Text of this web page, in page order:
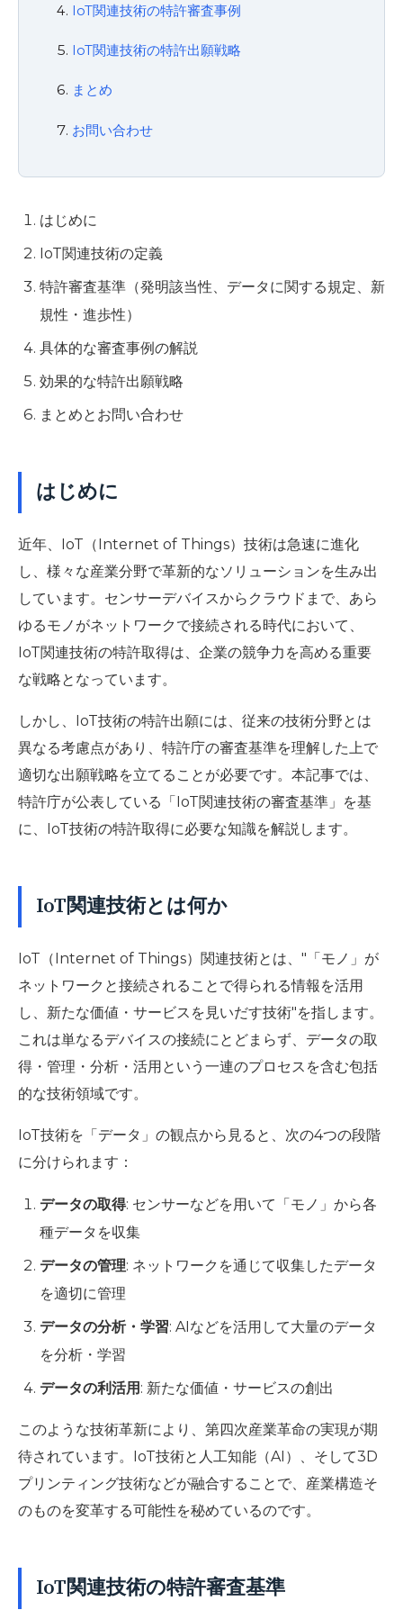
IoT関連技術の特許審査事例
IoT関連技術の特許出願戦略
まとめ
お問い合わせ
はじめに
IoT関連技術の定義
特許審査基準（発明該当性、データに関する規定、新
規性・進歩性）
具体的な審査事例の解説
効果的な特許出願戦略
まとめとお問い合わせ
はじめに
近年、IoT（Internet of Things）技術は急速に進化
し、様々な産業分野で革新的なソリューションを生み出
しています。センサーデバイスからクラウドまで、あら
ゆるモノがネットワークで接続される時代において、
IoT関連技術の特許取得は、企業の競争力を高める重要
な戦略となっています。
しかし、IoT技術の特許出願には、従来の技術分野とは
異なる考慮点があり、特許庁の審査基準を理解した上で
適切な出願戦略を立てることが必要です。本記事では、
特許庁が公表している「IoT関連技術の審査基準」を基
に、IoT技術の特許取得に必要な知識を解説します。
IoT関連技術とは何か
IoT（Internet of Things）関連技術とは、"「モノ」が
ネットワークと接続されることで得られる情報を活用
し、新たな価値・サービスを見いだす技術"を指します。
これは単なるデバイスの接続にとどまらず、データの取
得・管理・分析・活用という一連のプロセスを含む包括
的な技術領域です。
IoT技術を「データ」の観点から見ると、次の4つの段階
に分けられます：
データの取得: センサーなどを用いて「モノ」から各
種データを収集
データの管理: ネットワークを通じて収集したデータ
を適切に管理
データの分析・学習: AIなどを活用して大量のデータ
を分析・学習
データの利活用 : 新たな価値・サービスの創出
このような技術革新により、第四次産業革命の実現が期
待されています。IoT技術と人工知能（AI）、そして3D
プリンティング技術などが融合することで、産業構造そ
のものを変革する可能性を秘めているのです。
IoT関連技術の特許審査基準